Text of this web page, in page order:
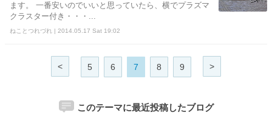
ます。 一番安いのでいいと思っていたら、横でプラズマ
クラスター付き・・・...
ねことつれづれ | 2014.05.17 Sat 19:02
< 5 6 7 8 9 >
このテーマに最近投稿したブログ